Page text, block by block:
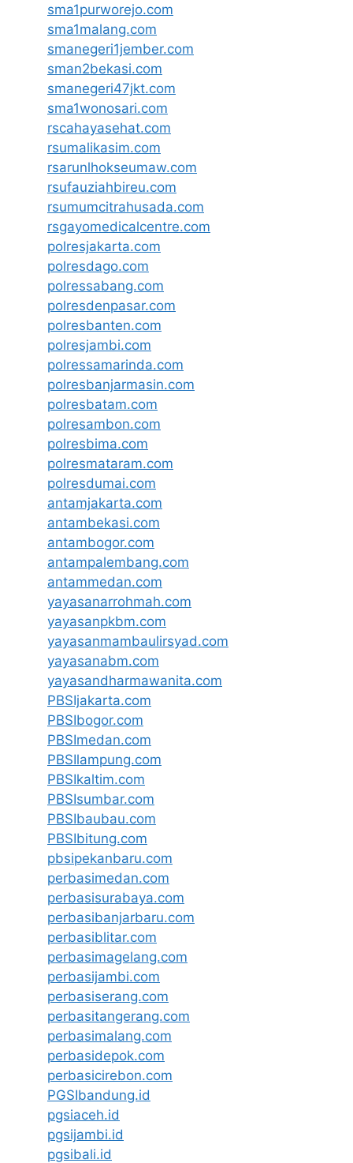
sma1purworejo.com
sma1malang.com
smanegeri1jember.com
sman2bekasi.com
smanegeri47jkt.com
sma1wonosari.com
rscahayasehat.com
rsumalikasim.com
rsarunlhokseumaw.com
rsufauziahbireu.com
rsumumcitrahusada.com
rsgayomedicalcentre.com
polresjakarta.com
polresdago.com
polressabang.com
polresdenpasar.com
polresbanten.com
polresjambi.com
polressamarinda.com
polresbanjarmasin.com
polresbatam.com
polresambon.com
polresbima.com
polresmataram.com
polresdumai.com
antamjakarta.com
antambekasi.com
antambogor.com
antampalembang.com
antammedan.com
yayasanarrohmah.com
yayasanpkbm.com
yayasanmambaulirsyad.com
yayasanabm.com
yayasandharmawanita.com
PBSIjakarta.com
PBSIbogor.com
PBSImedan.com
PBSIlampung.com
PBSIkaltim.com
PBSIsumbar.com
PBSIbaubau.com
PBSIbitung.com
pbsipekanbaru.com
perbasimedan.com
perbasisurabaya.com
perbasibanjarbaru.com
perbasiblitar.com
perbasimagelang.com
perbasijambi.com
perbasiserang.com
perbasitangerang.com
perbasimalang.com
perbasidepok.com
perbasicirebon.com
PGSIbandung.id
pgsiaceh.id
pgsijambi.id
pgsibali.id